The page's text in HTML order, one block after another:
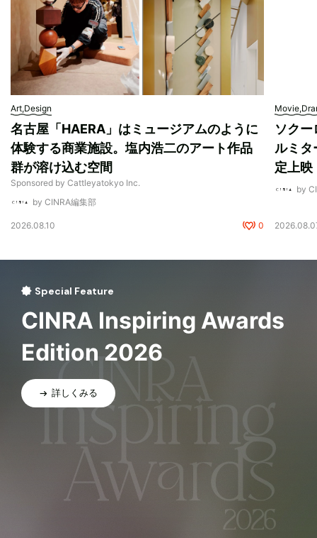
Art,Design
名古屋「HAERA」はミュージアムのように
体験する商業施設。塩内浩二のアート作品
群が溶け込む空間
Sponsored by Cattleyatokyo Inc.
by CINRA編集部
2026.08.10 0
ソク
ルミタ
定上映
by
Special Feature
CINRA Inspiring Awards
Edition 2026
詳しくみる